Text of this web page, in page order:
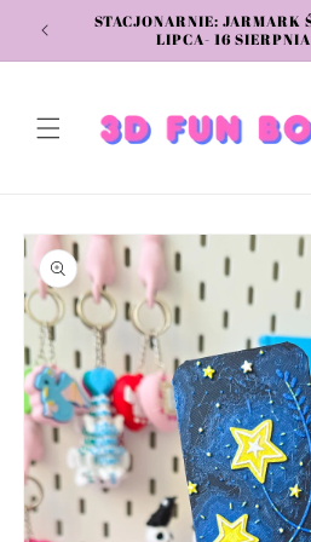
do
STACJONARNIE: JARMARK
LIPCA- 16 SIERPNIA
przejść do
informacji
o
produkcie